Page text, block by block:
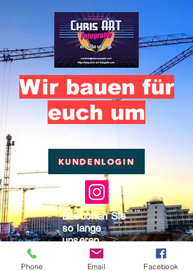
Wir bauen für
euch um
KUNDENLOGIN
Besuchen Sie
so lange
unseren
Instagram-
Account
Phone Email Facebook